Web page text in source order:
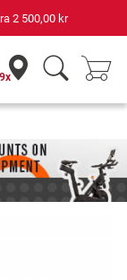
2 500,00 kr